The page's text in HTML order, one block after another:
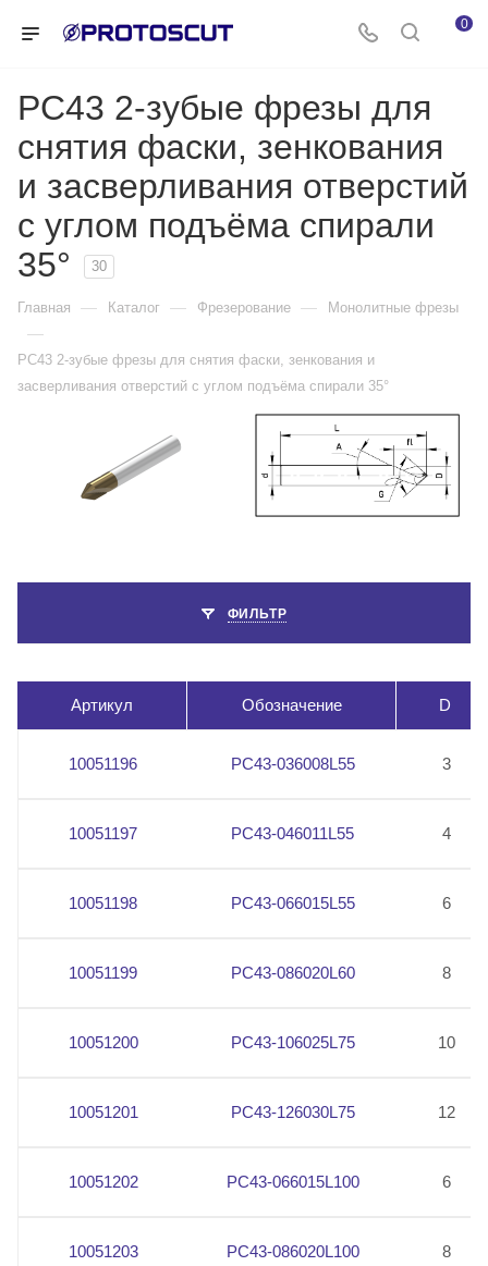
0
PC43 2-зубые фрезы для
снятия фаски, зенкования
и засверливания отверстий
с углом подъёма спирали
35°
30
Главная — Каталог — Фрезерование — Монолитные фрезы
—
PC43 2-зубые фрезы для снятия фаски, зенкования и
засверливания отверстий с углом подъёма спирали 35°
ФИЛЬТР
Артикул Обозначение D
10051196 PC43-036008L55 3
10051197 PC43-046011L55 4
10051198 PC43-066015L55 6
10051199 PC43-086020L60 8
10051200 PC43-106025L75 10
10051201 PC43-126030L75 12
10051202 PC43-066015L100 6
10051203 PC43-086020L100 8